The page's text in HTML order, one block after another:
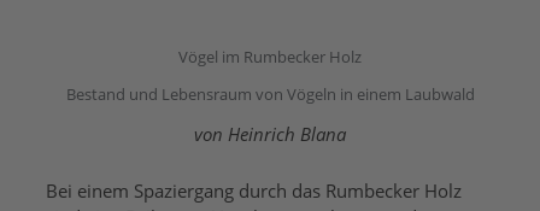
Vögel im Rumbecker Holz
Bestand und Lebensraum von Vögeln in einem Laubwald
von Heinrich Blana
Bei einem Spaziergang durch das Rumbecker Holz